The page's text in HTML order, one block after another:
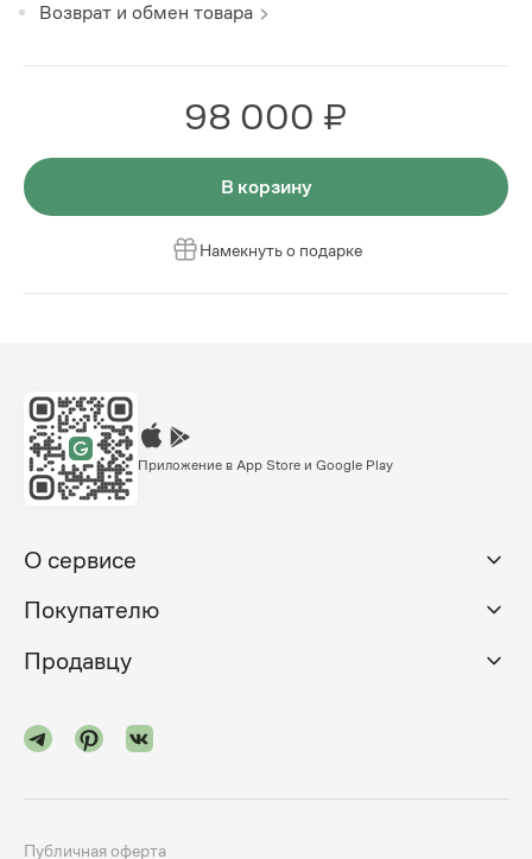
Возврат и обмен товара
98 000 ₽
В корзину
Намекнуть о подарке
Приложение в App Store и Google Play
О сервисе
Покупателю
Продавцу
Публичная оферта